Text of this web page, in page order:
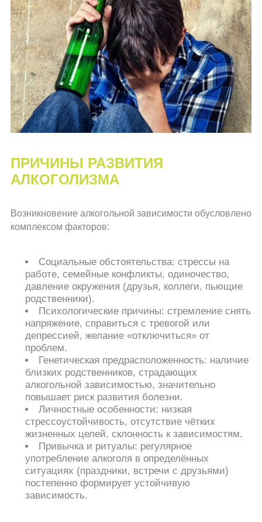
ПРИЧИНЫ РАЗВИТИЯ
АЛКОГОЛИЗМА
Возникновение алкогольной зависимости обусловлено
комплексом факторов:
Социальные обстоятельства: стрессы на
работе, семейные конфликты, одиночество,
давление окружения (друзья, коллеги, пьющие
родственники).
Психологические причины: стремление снять
напряжение, справиться с тревогой или
депрессией, желание «отключиться» от
проблем.
Генетическая предрасположенность: наличие
близких родственников, страдающих
алкогольной зависимостью, значительно
повышает риск развития болезни.
Личностные особенности: низкая
стрессоустойчивость, отсутствие чётких
жизненных целей, склонность к зависимостям.
Привычка и ритуалы: регулярное
употребление алкоголя в определённых
ситуациях (праздники, встречи с друзьями)
постепенно формирует устойчивую
зависимость.